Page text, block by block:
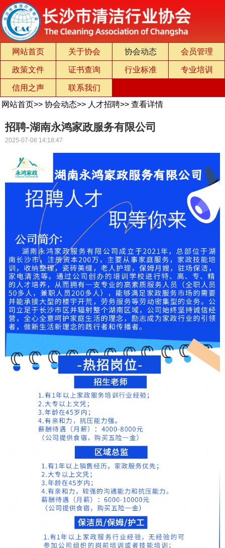
网站首页 关于协会 协会动态 会员管理
政策文件 证书查询 行业标准 专业培训
信用之声
联系我们
网站首页>> 协会动态>> 人才招聘>> 查看详情
招聘-湖南永鸿家政服务有限公司
2025-07-06 14:18:47